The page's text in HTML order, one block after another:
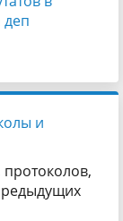
деп
и